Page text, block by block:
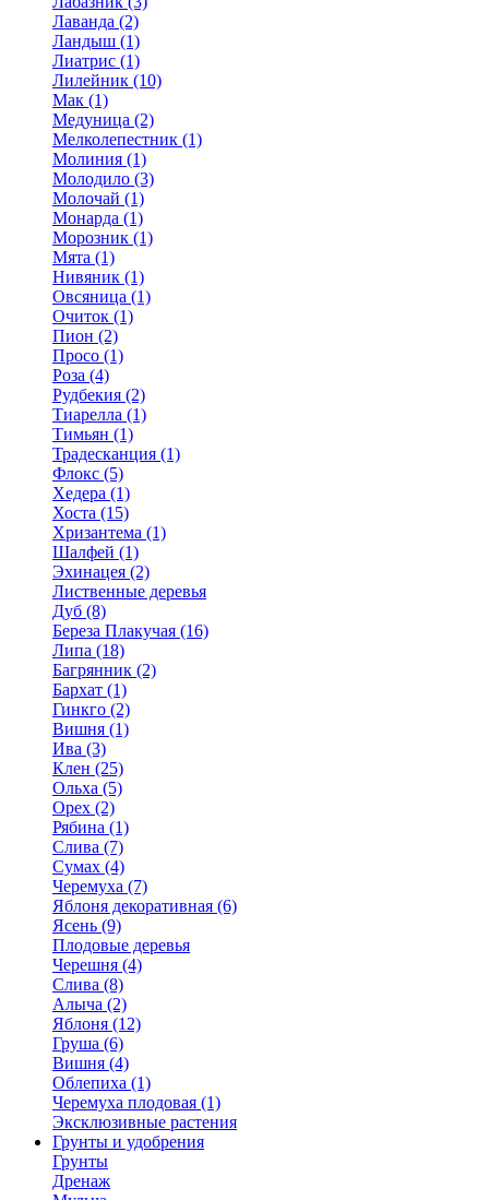
Лаванда (2)
Ландыш (1)
Лиатрис (1)
Лилейник (10)
Мак (1)
Медуница (2)
Мелколепестник (1)
Молиния (1)
Молодило (3)
Молочай (1)
Монарда (1)
Морозник (1)
Мята (1)
Нивяник (1)
Овсяница (1)
Очиток (1)
Пион (2)
Просо (1)
Роза (4)
Рудбекия (2)
Тиарелла (1)
Тимьян (1)
Традесканция (1)
Флокс (5)
Хедера (1)
Хоста (15)
Хризантема (1)
Шалфей (1)
Эхинацея (2)
Лиственные деревья
Дуб (8)
Береза Плакучая (16)
Липа (18)
Багрянник (2)
Бархат (1)
Гинкго (2)
Вишня (1)
Ива (3)
Клен (25)
Ольха (5)
Орех (2)
Рябина (1)
Слива (7)
Сумах (4)
Черемуха (7)
Яблоня декоративная (6)
Ясень (9)
Плодовые деревья
Черешня (4)
Слива (8)
Алыча (2)
Яблоня (12)
Груша (6)
Вишня (4)
Облепиха (1)
Черемуха плодовая (1)
Эксклюзивные растения
Грунты и удобрения
Грунты
Дренаж